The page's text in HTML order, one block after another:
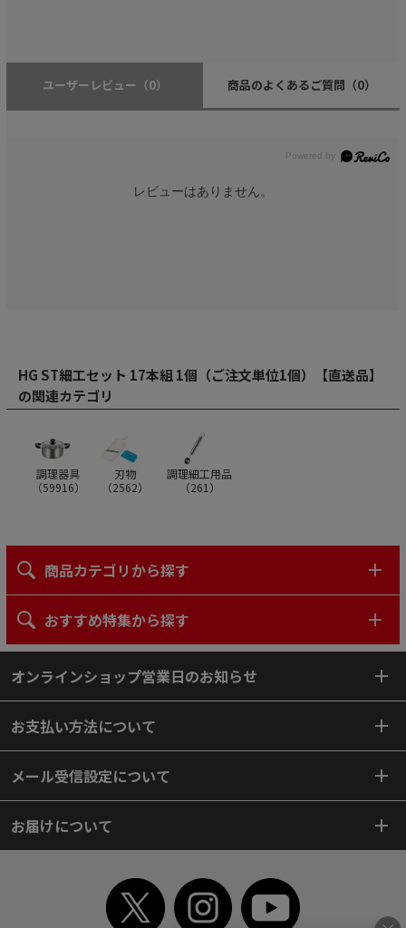
ユーザーレビュー （0） 商品のよくあるご質問 （0）
レビューはありません。
HG ST細工セット 17本組 1個（ご注文単位1個）【直送品】
の関連カテゴリ
調理器具
（59916）
刃物
（2562）
調理細工用品
（261 ）
商品カテゴリから探す
おすすめ特集から探す
オンラインショップ営業日のお知らせ
お支払い方法について
メール受信設定について
お届けについて